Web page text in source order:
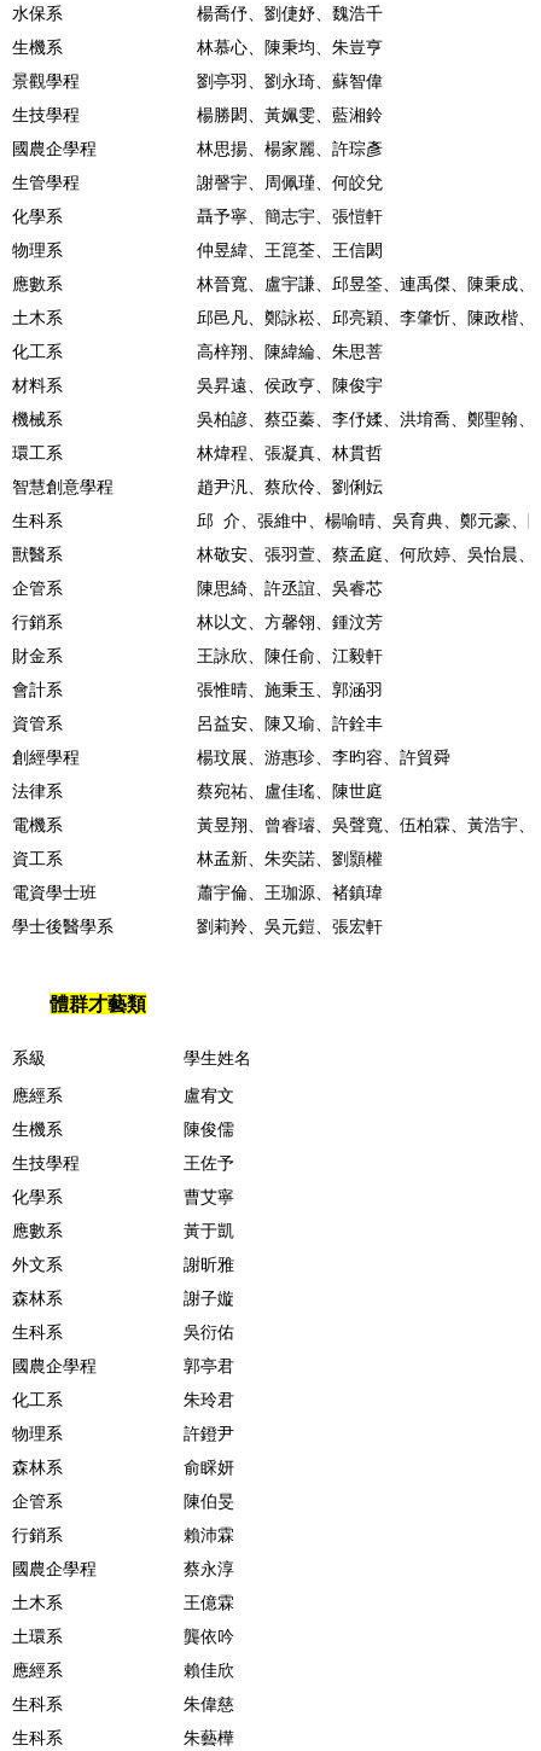
水保系
楊喬伃、劉倢妤、魏浩千
生機系
林慕心、陳秉均、朱豈亨
景觀學程
劉亭羽、劉永琦、蘇智偉
生技學程
楊勝閎、黃姵雯、藍湘鈴
國農企學程
林思揚、楊家麗、許琮彥
生管學程
謝謦宇、周佩瑾、何皎兌
化學系
聶予寧、簡志宇、張愷軒
物理系
仲昱緯、王箟荃、王信閎
應數系
林晉寬、盧宇謙、邱昱筌、連禹傑、陳秉成、
土木系
邱邑凡、鄭詠崧、邱亮穎、李肇忻、陳政楷、
化工系
高梓翔、陳緯綸、朱思菩
材料系
吳昇遠、侯政亨、陳俊宇
機械系
吳柏諺、蔡亞蓁、李伃媃、洪堉喬、鄭聖翰、
環工系
林煒程、張凝真、林貫哲
智慧創意學程
趙尹汎、蔡欣伶、劉俐妘
生科系
邱 介、張維中、楊喻晴、吳育典、鄭元豪、
獸醫系
林敬安、張羽萱、蔡孟庭、何欣婷、吳怡晨
企管系
陳思綺、許丞誼、吳睿芯
行銷系
林以文、方馨翎、鍾汶芳
財金系
王詠欣、陳任俞、江毅軒
會計系
張惟晴、施秉玉、郭涵羽
資管系
呂益安、陳又瑜、許銓丰
創經學程
楊玟展、游惠珍、李昀容、許貿舜
法律系
蔡宛祐、盧佳瑤、陳世庭
電機系
黃昱翔、曾睿璿、吳聲寬、伍柏霖、黃浩宇、
資工系
林孟新、朱奕諾、劉顥權
電資學士班
蕭宇倫、王珈源、褚鎮瑋
學士後醫學系
劉莉羚、吳元鎧、張宏軒
體群才藝類
系級
學生姓名
應經系
盧宥文
生機系
陳俊儒
生技學程
王佐予
化學系
曹艾寧
應數系
黃于凱
外文系
謝昕雅
森林系
謝子嫙
生科系
吳衍佑
國農企學程
郭亭君
化工系
朱玲君
物理系
許鐙尹
森林系
俞睬妍
企管系
陳伯旻
行銷系
賴沛霖
國農企學程
蔡永淳
土木系
王億霖
土環系
龔依吟
應經系
賴佳欣
生科系
朱偉慈
生科系
朱藝樺